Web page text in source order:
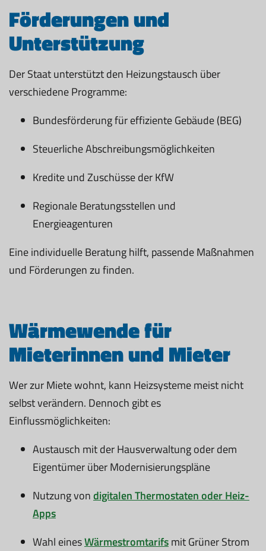
Förderungen und
Unterstützung
Der Staat unterstützt den Heizungstausch über
verschiedene Programme:
Bundesförderung für effiziente Gebäude (BEG)
Steuerliche Abschreibungsmöglichkeiten
Kredite und Zuschüsse der KfW
Regionale Beratungsstellen und
Energieagenturen
Eine individuelle Beratung hilft, passende Maßnahmen
und Förderungen zu finden.
Wärmewende für
Mieterinnen und Mieter
Wer zur Miete wohnt, kann Heizsysteme meist nicht
selbst verändern. Dennoch gibt es
Einflussmöglichkeiten:
Austausch mit der Hausverwaltung oder dem
Eigentümer über Modernisierungspläne
Nutzung vondigitalen Thermostaten oder Heiz-
Apps
Wahl einesWärmestromtarifsmit Grüner Strom